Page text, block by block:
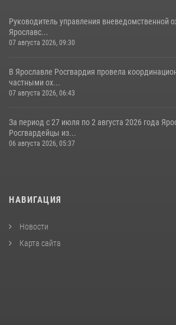
Руководитель управления вневедомственной
Ярославс...
07 августа 2026, 09:30
В Ярославле Росгвардия провела
частными ох...
07 августа 2026, 06:43
За период с 27 июля по 2 августа 2026 года
Росгвардейцы из...
06 августа 2026, 05:37
НАВИГАЦИЯ
Новости
Карта сайта